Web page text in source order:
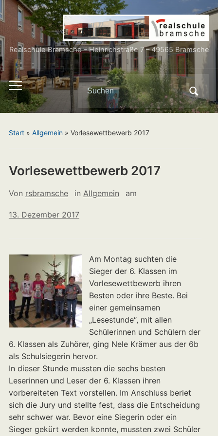
Realschule Bramsche – Heinrichstraße 7 – 49565 Bramsche
Toggle
mobile
menu
Search
for:
Start» Allgemein» Vorlesewettbewerb 2017
Vorlesewettbewerb 2017
Von rsbramsche in Allgemein am
13. Dezember 2017
Am Montag suchten die
Sieger der 6. Klassen im
Vorlesewettbewerb ihren
Besten oder ihre Beste. Bei
einer gemeinsamen
„Lesestunde“, mit allen
Schülerinnen und Schülern der
6. Klassen als Zuhörer, ging Nele Krämer aus der 6b
als Schulsiegerin hervor.
In dieser Stunde mussten die sechs besten
Leserinnen und Leser der 6. Klassen ihren
vorbereiteten Text vorstellen. Im Anschluss beriet
sich die Jury und stellte fest, dass die Entscheidung
sehr schwer war. Bevor eine Siegerin oder ein
Sieger gekürt werden konnte, mussten zwei Schüler